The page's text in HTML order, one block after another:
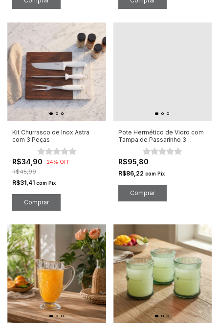
Kit Churrasco de Inox Astra
com 3 Peças
R$34,90 -24% OFF
R$45,99
R$31,41 com Pix
Pote Hermético de Vidro com
Tampa de Passarinho 3
Unidades
R$95,80
R$86,22 com Pix